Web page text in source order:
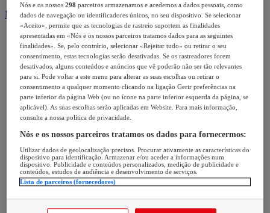
Modalidades
Nós e os nossos298 parceiros armazenamos e acedemos a dados pessoais, como
dados de navegação ou identificadores únicos, no seu dispositivo. Se selecionar
«Aceito», permite que as tecnologias de rastreio suportem as finalidades
apresentadas em «Nós e os nossos parceiros tratamos dados para as seguintes
finalidades». Se, pelo contrário, selecionar «Rejeitar tudo» ou retirar o seu
consentimento, estas tecnologias serão desativadas. Se os rastreadores forem
desativados, alguns conteúdos e anúncios que vê poderão não ser tão relevantes
para si. Pode voltar a este menu para alterar as suas escolhas ou retirar o
consentimento a qualquer momento clicando na ligação Gerir preferências na
parte inferior da página Web (ou no ícone na parte inferior esquerda da página, se
aplicável). As suas escolhas serão aplicadas em Website. Para mais informação,
consulte a nossa política de privacidade.
Nós e os nossos parceiros tratamos os dados para fornecermos:
Utilizar dados de geolocalização precisos. Procurar ativamente as características do
dispositivo para identificação. Armazenar e/ou aceder a informações num
dispositivo. Publicidade e conteúdos personalizados, medição de publicidade e
conteúdos, estudos de audiência e desenvolvimento de serviços.
Lista de parceiros (fornecedores)